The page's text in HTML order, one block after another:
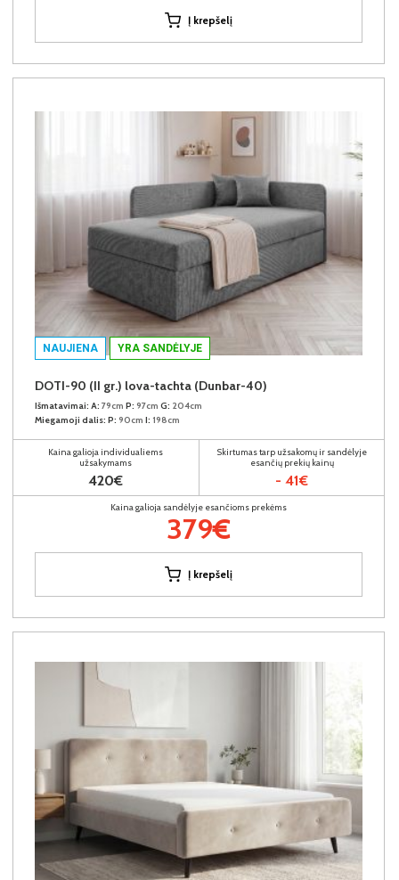
Į krepšelį
NAUJIENA YRA SANDĖLYJE
DOTI-90 (II gr.) lova-tachta (Dunbar-40)
Išmatavimai: A: 79cm P: 97cm G: 204cm
Miegamoji dalis: P: 90cm I: 198cm
Kaina galioja individualiems
užsakymams
420€
Skirtumas tarp užsakomų ir sandėlyje
esančių prekių kainų
- 41€
Kaina galioja sandėlyje esančioms prekėms
379€
Į krepšelį